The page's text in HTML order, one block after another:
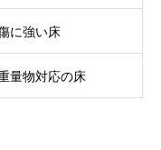
に強い床
量物対応の床